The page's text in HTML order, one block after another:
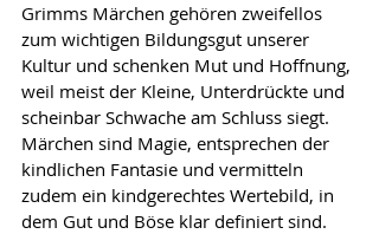
Grimms Märchen gehören zweifellos
zum wichtigen Bildungsgut unserer
Kultur und schenken Mut und Hoffnung,
weil meist der Kleine, Unterdrückte und
scheinbar Schwache am Schluss siegt.
Märchen sind Magie, entsprechen der
kindlichen Fantasie und vermitteln
zudem ein kindgerechtes Wertebild, in
dem Gut und Böse klar definiert sind.